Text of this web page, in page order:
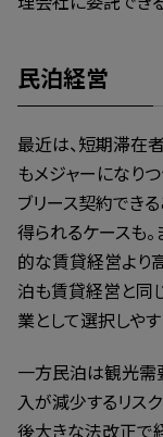
民泊経営
最近は、短期滞在
もメジャーになり
ブリース契約でき
得られるケースも
的な賃貸経営より
泊も賃貸経営と同
業として選択しや
一方民泊は観光需
入が減少するリス
後大きな法改正で